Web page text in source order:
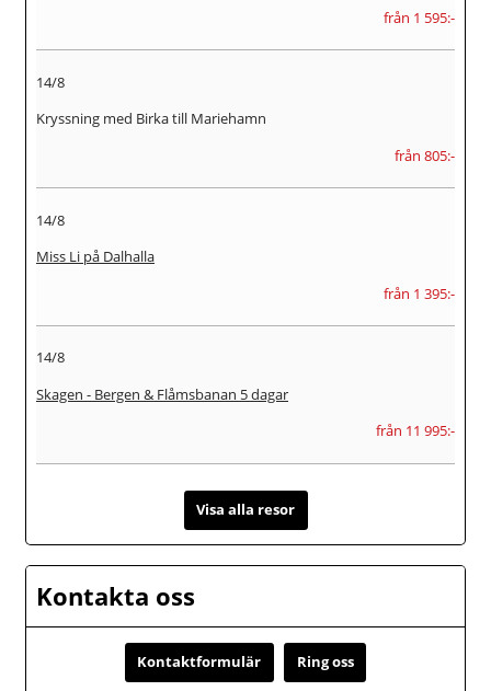
från 1 595:-
14/8
Kryssning med Birka till Mariehamn
från 805:-
14/8
Miss Li på Dalhalla
från 1 395:-
14/8
Skagen - Bergen & Flåmsbanan 5 dagar
från 11 995:-
Visa alla resor
Kontakta oss
Kontaktformulär Ring oss